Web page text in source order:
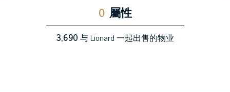
0 屬性
3,690与 Lionard 一起出售的物业